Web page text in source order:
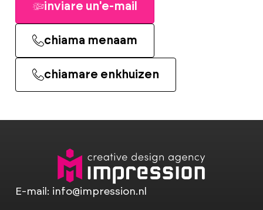
inviare un'e-mail
chiama menaam
chiamare enkhuizen
E-mail: info@impression.nl